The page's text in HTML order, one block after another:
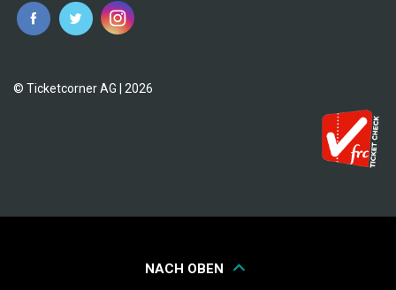
© Ticketcorner AG | 2026
NACH OBEN